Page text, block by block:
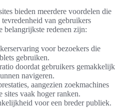
bieden meerdere voordelen die
tevredenheid van gebruikers
belangrijkste redenen zijn:
voor bezoekers die
gebruiken.
doordat gebruikers gemakkelijk
navigeren.
aangezien zoekmachines
vaak hoger ranken.
voor een breder publiek.